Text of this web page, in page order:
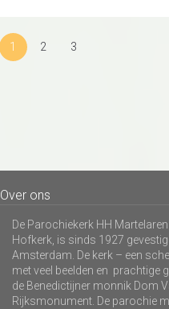
1 2 3
Over ons
De Parochiekerk HH
Hofkerk, is sinds 1927
Amsterdam. De kerk – een
met veel beelden en prachtige
de Benedictijner monnik Dom
Rijksmonument. De parochie